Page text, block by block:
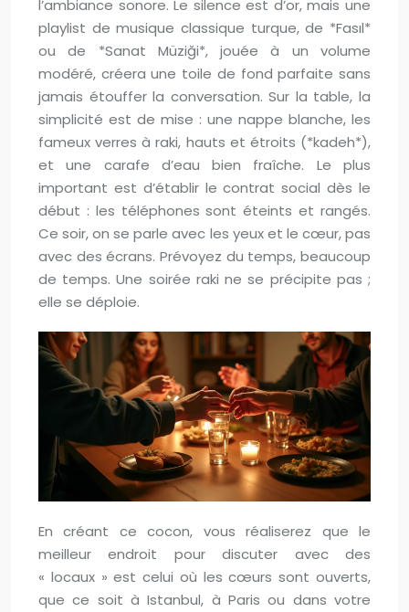
l’ambiance sonore. Le silence est d’or, mais une
playlist de musique classique turque, de *Fasıl*
ou de *Sanat Müziği*, jouée à un volume
modéré, créera une toile de fond parfaite sans
jamais étouffer la conversation. Sur la table, la
simplicité est de mise : une nappe blanche, les
fameux verres à raki, hauts et étroits (*kadeh*),
et une carafe d’eau bien fraîche. Le plus
important est d’établir le contrat social dès le
début : les téléphones sont éteints et rangés.
Ce soir, on se parle avec les yeux et le cœur, pas
avec des écrans. Prévoyez du temps, beaucoup
de temps. Une soirée raki ne se précipite pas ;
elle se déploie.
En créant ce cocon, vous réaliserez que le
meilleur endroit pour discuter avec des
« locaux » est celui où les cœurs sont ouverts,
que ce soit à Istanbul, à Paris ou dans votre